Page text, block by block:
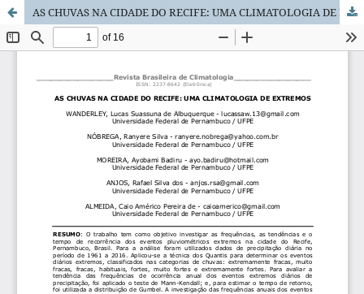
AS CHUVAS NA CIDADE DO RECIFE: UMA CLIMATOLOGIA DE EXTREMOS